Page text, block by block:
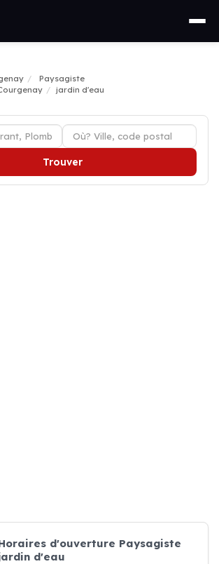
Paysagiste
jardin d'eau
Trouver
d'ouverture Paysagiste
d'eau